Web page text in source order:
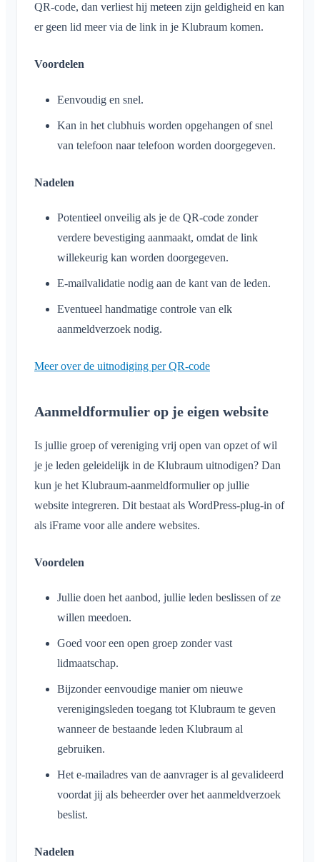
QR-code, dan verliest hij meteen zijn geldigheid en kan
er geen lid meer via de link in je Klubraum komen.
Voordelen
Eenvoudig en snel.
Kan in het clubhuis worden opgehangen of snel
van telefoon naar telefoon worden doorgegeven.
Nadelen
Potentieel onveilig als je de QR-code zonder
verdere bevestiging aanmaakt, omdat de link
willekeurig kan worden doorgegeven.
E-mailvalidatie nodig aan de kant van de leden.
Eventueel handmatige controle van elk
aanmeldverzoek nodig.
Meer over de uitnodiging per QR-code
Aanmeldformulier op je eigen website
Is jullie groep of vereniging vrij open van opzet of wil
je je leden geleidelijk in de Klubraum uitnodigen? Dan
kun je het Klubraum-aanmeldformulier op jullie
website integreren. Dit bestaat als WordPress-plug-in of
als iFrame voor alle andere websites.
Voordelen
Jullie doen het aanbod, jullie leden beslissen of ze
willen meedoen.
Goed voor een open groep zonder vast
lidmaatschap.
Bijzonder eenvoudige manier om nieuwe
verenigingsleden toegang tot Klubraum te geven
wanneer de bestaande leden Klubraum al
gebruiken.
Het e-mailadres van de aanvrager is al gevalideerd
voordat jij als beheerder over het aanmeldverzoek
beslist.
Nadelen